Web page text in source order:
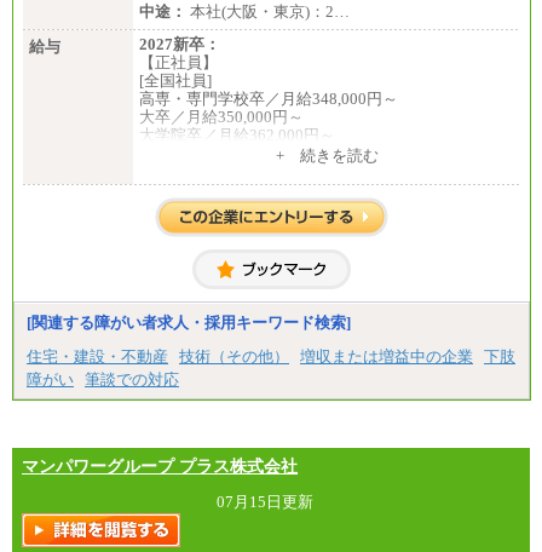
中途： 本社(大阪・東京)：2…
給与
2027新卒：
【正社員】
[全国社員]
高専・専門学校卒／月給348,000円～
大卒／月給350,000円～
大学院卒／月給362,000円～
[地域社員]月給295,000円～
【正社員】
[全国社員]月給348,000円～
[地域社員]月給295,000円～
【契約社員】月給200,000円～
+ 続きを読む
[関連する障がい者求人・採用キーワード検索]
住宅・建設・不動産
技術（その他） 増収または増益中の企業
下肢
障がい 筆談での対応
マンパワーグループ プラス株式会社
07月15日更新